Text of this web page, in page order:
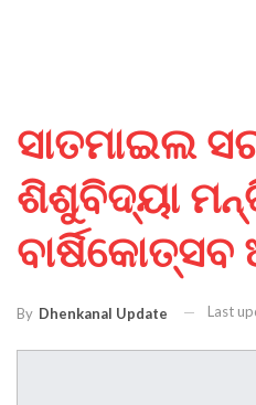
ସାତମାଇଲ
ଶିଶୁବିଦ୍ୟା
By Dhenkanal Update Last